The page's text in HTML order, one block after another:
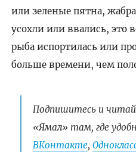
или зеленые пятна,
усохли или ввались, это
рыба испортилась или
больше времени, чем
Подпишитесь и
«Ямал» там, где
ВКонтакте,